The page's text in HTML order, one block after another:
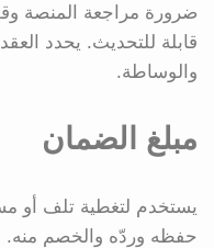
ضرورة مراجعة المنصة
قابلة للتحديث. يحدد
والوساطة.
مبلغ الضمان
يستخدم لتغطية تلف أو
حفظه وردّه والخصم منه. لا